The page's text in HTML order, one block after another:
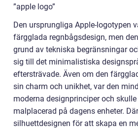
”apple logo”
Den ursprungliga Apple-logotypen
färgglada regnbågsdesign, men
grund av tekniska begränsningar
sig till det minimalistiska
eftersträvade. Även om den
sin charm och unikhet, var den
moderna designprinciper och
malplacerad på dagens enheter.
silhuettdesignen för att skapa en